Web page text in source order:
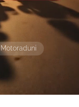
Motoraduni